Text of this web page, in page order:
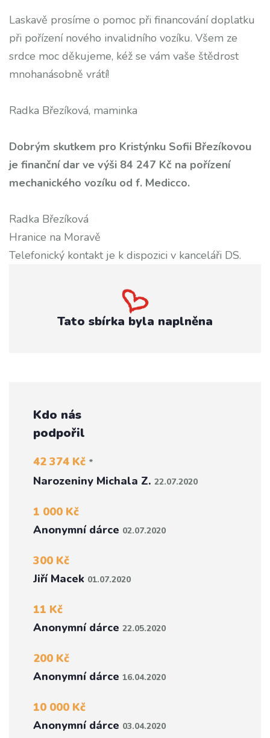
Laskavě prosíme o pomoc při financování doplatku
při pořízení nového invalidního vozíku. Všem ze
srdce moc děkujeme, kéž se vám vaše štědrost
mnohanásobně vrátí!
Radka Březíková, maminka
Dobrým skutkem pro Kristýnku Sofii Březíkovou
je finanční dar ve výši 84 247 Kč na pořízení
mechanického vozíku od f. Medicco.
Radka Březíková
Hranice na Moravě
Telefonický kontakt je k dispozici v kanceláři DS.
Tato sbírka byla naplněna
Kdo nás
podpořil
42 374 Kč *
Narozeniny Michala Z. 22.07.2020
1 000 Kč
Anonymní dárce 02.07.2020
300 Kč
Jiří Macek 01.07.2020
11 Kč
Anonymní dárce 22.05.2020
200 Kč
Anonymní dárce 16.04.2020
10 000 Kč
Anonymní dárce 03.04.2020